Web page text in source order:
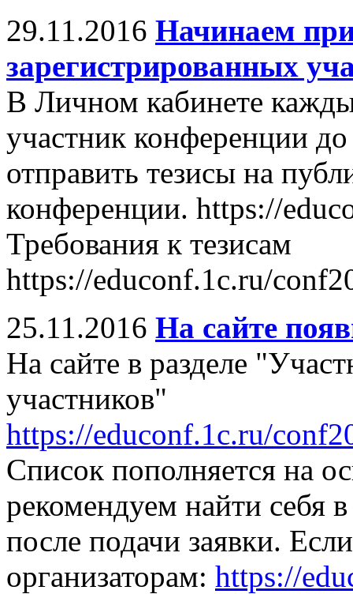
29.11.2016 Начинаем
зарегистрированных
В Личном кабинете
участник конференции
отправить тезисы на
конференции. https://
Требования к тезисам
https://educonf.1c.ru/
25.11.2016 На сайте
На сайте в разделе
участников"
https://educonf.1c.ru/
Список пополняется на
рекомендуем найти себя
после подачи заявки.
организаторам: https://